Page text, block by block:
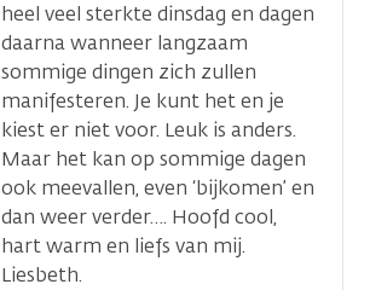
heel veel sterkte dinsdag en dagen
daarna wanneer langzaam
sommige dingen zich zullen
manifesteren. Je kunt het en je
kiest er niet voor. Leuk is anders.
Maar het kan op sommige dagen
ook meevallen, even ‘bijkomen’ en
dan weer verder…. Hoofd cool,
hart warm en liefs van mij.
Liesbeth.